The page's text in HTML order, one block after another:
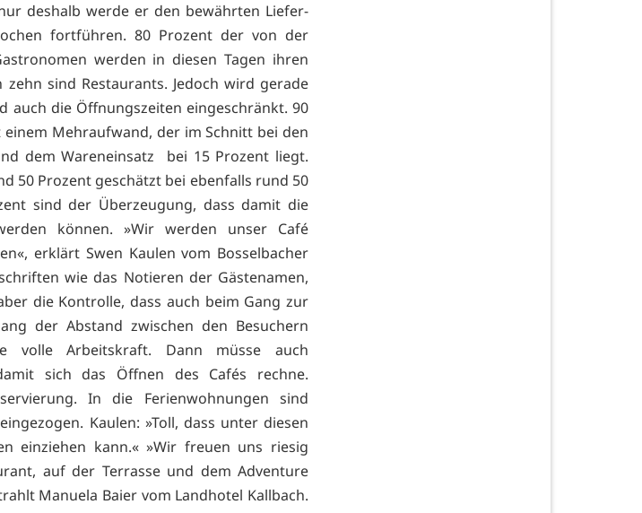
deshalb werde er den bewährten Liefer-
fortführen. 80 Prozent der von der
werden in diesen Tagen ihren
sind Restaurants. Jedoch wird gerade
auch die Öffnungszeiten eingeschränkt. 90
Mehraufwand, der im Schnitt bei den
dem Wareneinsatz bei 15 Prozent liegt.
50 Prozent geschätzt bei ebenfalls rund 50
sind der Überzeugung, dass damit die
können. »Wir werden unser Café
erklärt Swen Kaulen vom Bosselbacher
wie das Notieren der Gästenamen,
die Kontrolle, dass auch beim Gang zur
der Abstand zwischen den Besuchern
volle Arbeitskraft. Dann müsse auch
sich das Öffnen des Cafés rechne.
In die Ferienwohnungen sind
Kaulen: »Toll, dass unter diesen
einziehen kann.« »Wir freuen uns riesig
auf der Terrasse und dem Adventure
Manuela Baier vom Landhotel Kallbach.